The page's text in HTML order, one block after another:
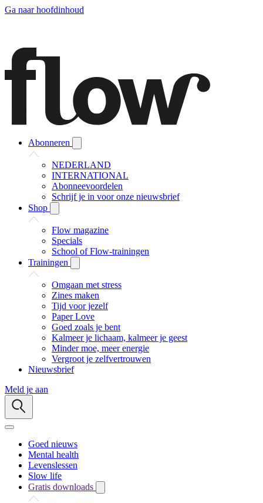
Ga naar hoofdinhoud
Abonneren
NEDERLAND
INTERNATIONAL
Abonneevoordelen
Schrijf je in voor onze nieuwsbrief
Shop
Flow magazine
Specials
School of Flow-trainingen
Trainingen
Omgaan met stress
Zines maken
Tijd voor jezelf
Paper Love
Goed zoals je bent
Kalmeer je lichaam, kalmeer je geest
Minder moe, meer energie
Vergroot je zelfvertrouwen
Nieuwsbrief
Meld je aan
Goed nieuws
Mental health
Levenslessen
Slow life
Gratis downloads